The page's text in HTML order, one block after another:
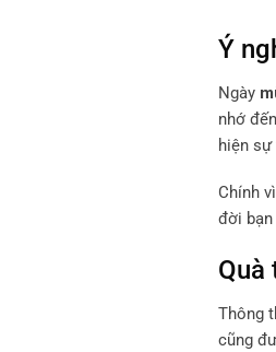
Ý
Ngày
nhớ
hiện
Chính
đời bạn
Quà
Thông
cũng